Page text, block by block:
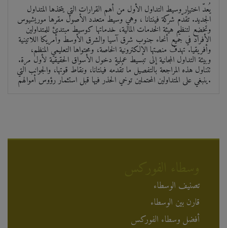
يُعدّ اختيار وسيط التداول الأول من أهم القرارات التي يتخذها المتداول
الجديد. تُقدّم شركة فينتانا ، وهي وسيط متعدد الأصول مقرها موريشيوس
وتخضع لتنظيم هيئة الخدمات المالية، خدماتها كوسيط مبتدئ للمتداولين
الأفراد في جميع أنحاء جنوب شرق آسيا والشرق الأوسط وأمريكا اللاتينية
وأفريقيا. تهدف منصتها الإلكترونية الخاصة، ومحتواها التعليمي المنظم،
وبيئة التداول المجانية إلى تبسيط عملية دخول الأسواق الحقيقية لأول مرة.
تتناول هذه المراجعة بالتفصيل ما تُقدّمه فينتانا، ونقاط قوتها، والجوانب التي
ينبغي على المتداولين المحتملين توخي الحذر فيها قبل استثمار رؤوس أموالهم.
تصنيف الوسطاء
قارن بين الوسطاء
أفضل وسطاء الفوركس